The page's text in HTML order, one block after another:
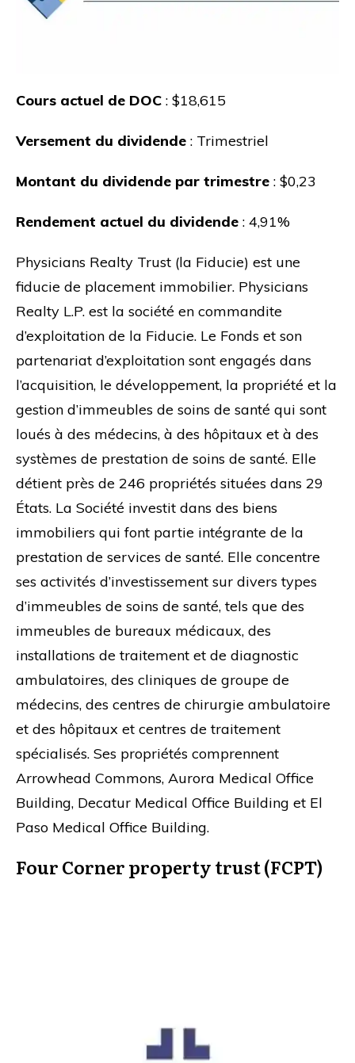
Cours actuel de DOC : $18,615
Versement du dividende : Trimestriel
Montant du dividende par trimestre : $0,23
Rendement actuel du dividende : 4,91%
Physicians Realty Trust (la Fiducie) est une
fiducie de placement immobilier. Physicians
Realty L.P. est la société en commandite
d’exploitation de la Fiducie. Le Fonds et son
partenariat d’exploitation sont engagés dans
l’acquisition, le développement, la propriété et la
gestion d’immeubles de soins de santé qui sont
loués à des médecins, à des hôpitaux et à des
systèmes de prestation de soins de santé. Elle
détient près de 246 propriétés situées dans 29
États. La Société investit dans des biens
immobiliers qui font partie intégrante de la
prestation de services de santé. Elle concentre
ses activités d’investissement sur divers types
d’immeubles de soins de santé, tels que des
immeubles de bureaux médicaux, des
installations de traitement et de diagnostic
ambulatoires, des cliniques de groupe de
médecins, des centres de chirurgie ambulatoire
et des hôpitaux et centres de traitement
spécialisés. Ses propriétés comprennent
Arrowhead Commons, Aurora Medical Office
Building, Decatur Medical Office Building et El
Paso Medical Office Building.
Four Corner property trust (FCPT)